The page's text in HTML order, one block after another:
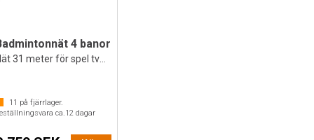
4 banor
11 på fjärrlager.
ca.12 dagar